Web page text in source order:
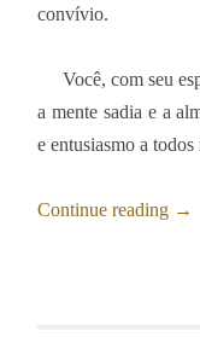
convívio.
Você, com seu
a mente sadia e a
e entusiasmo a todos
Continue reading →